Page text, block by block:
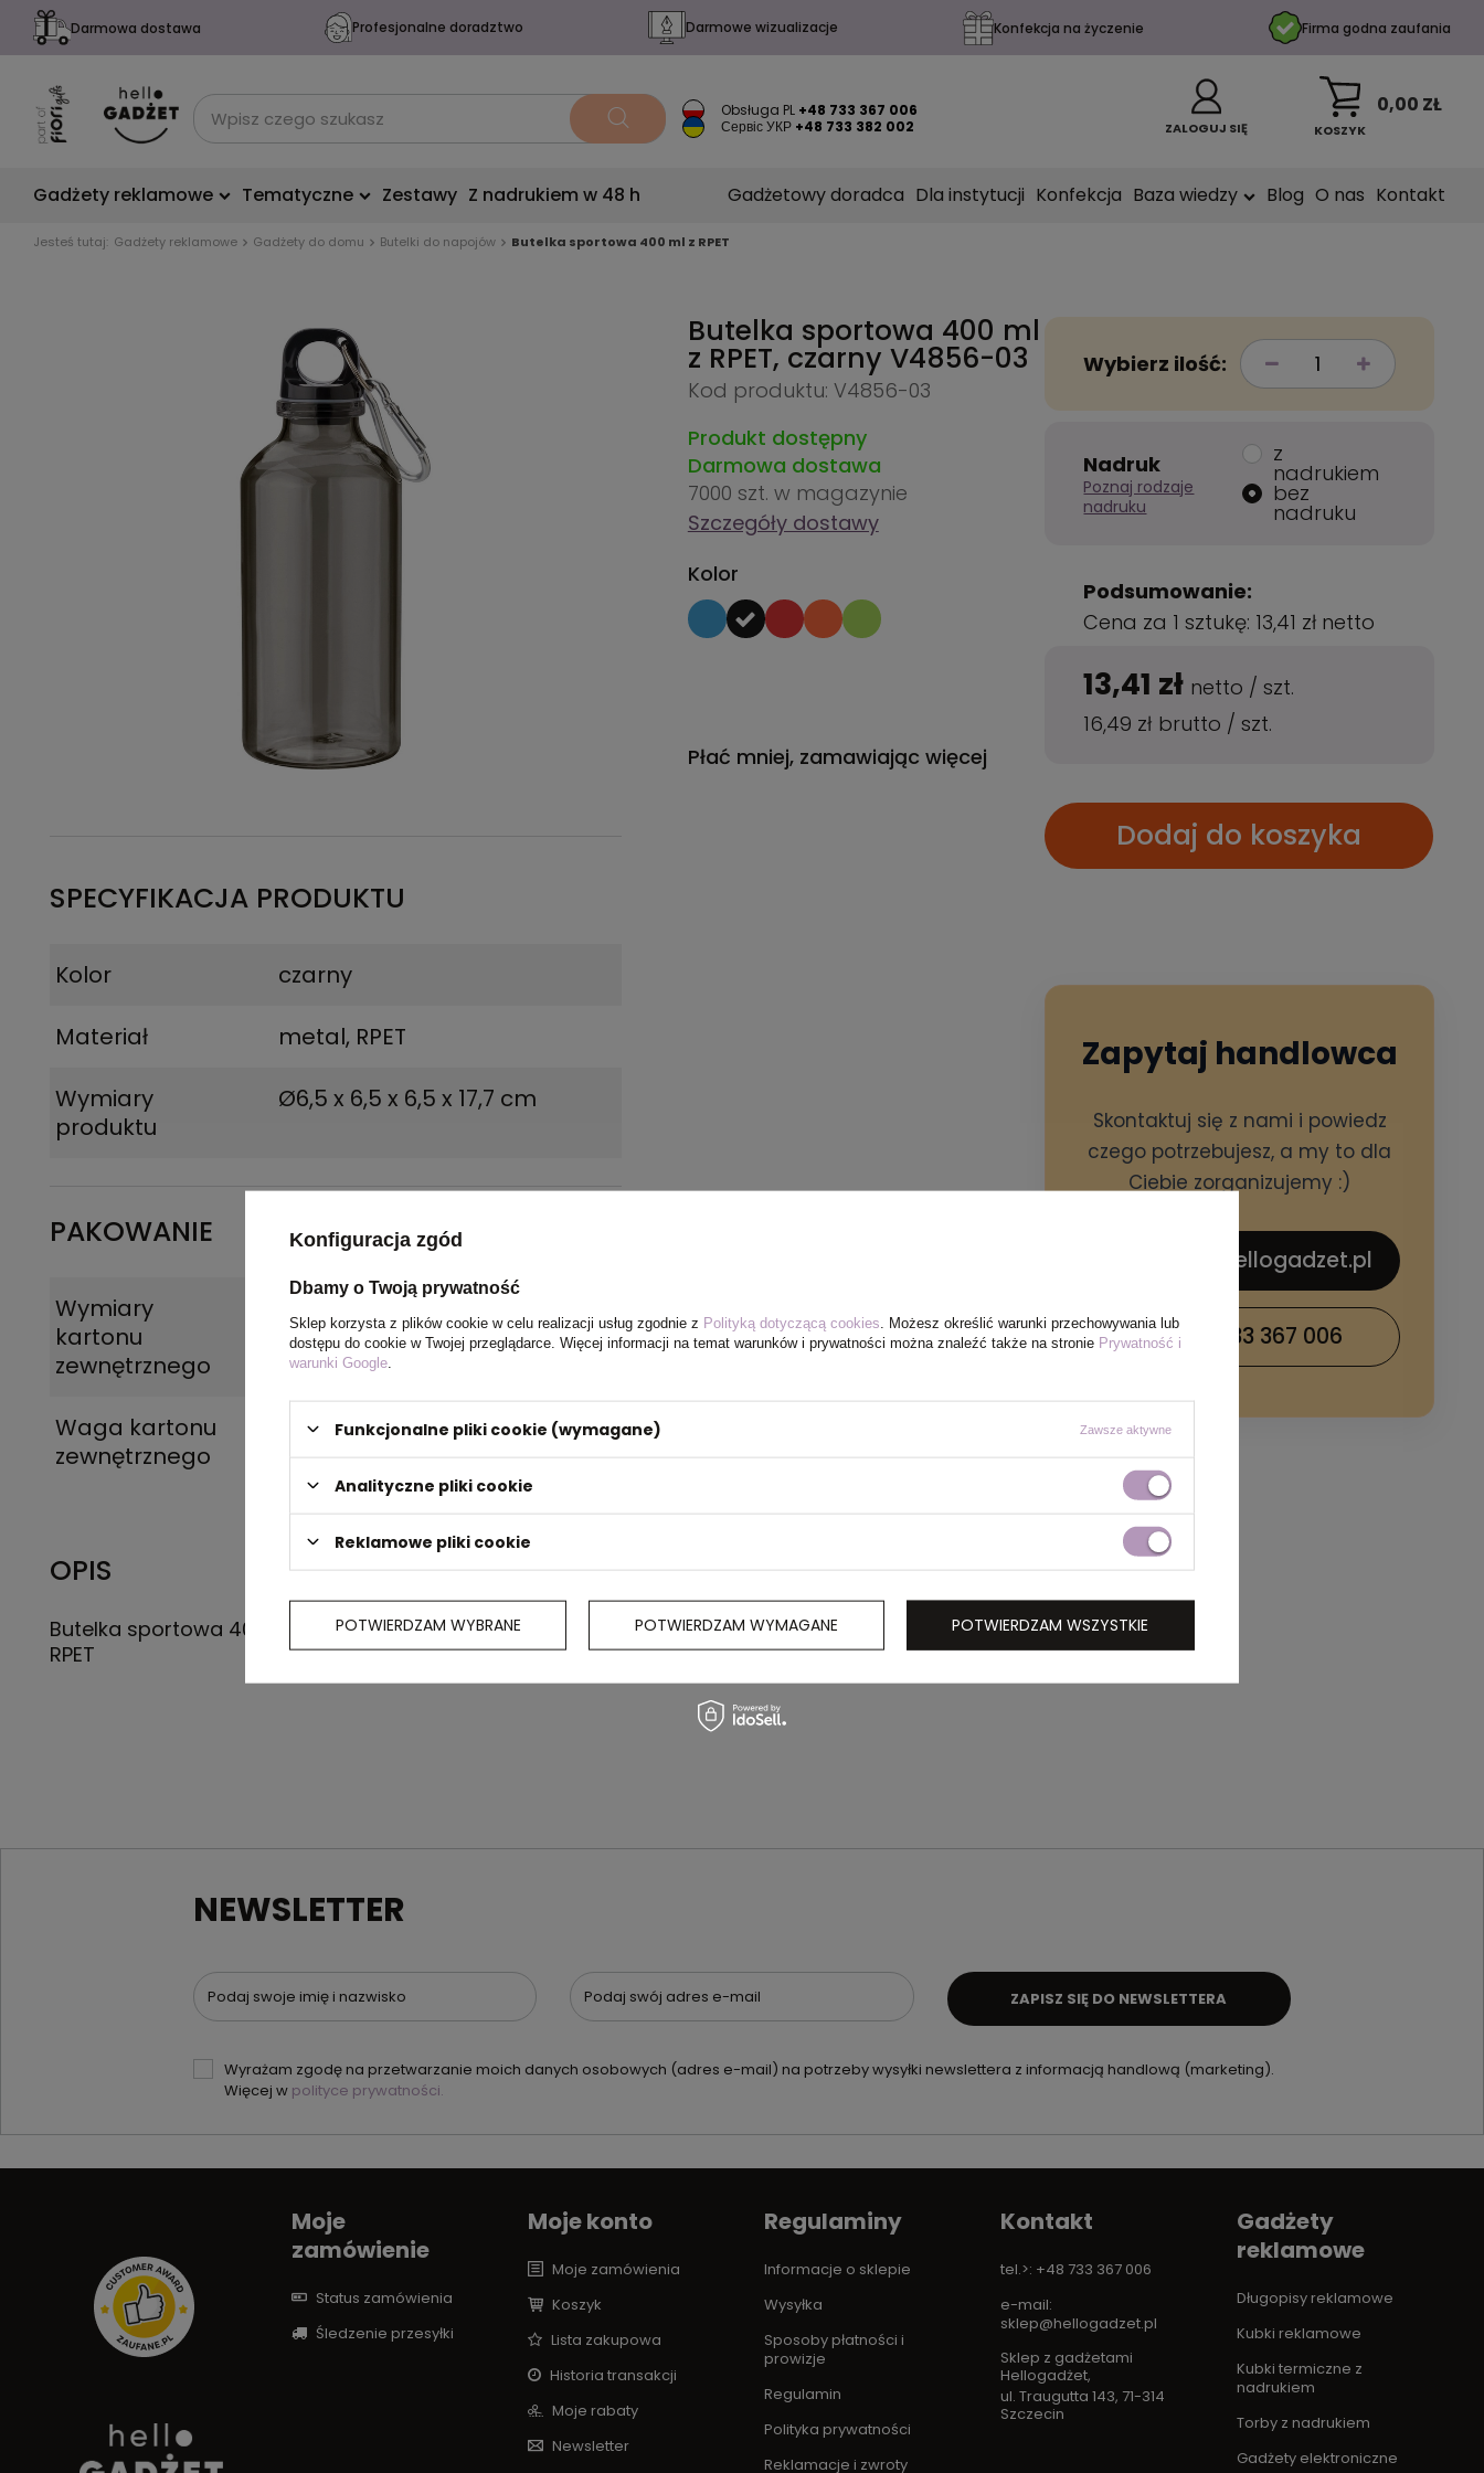
Darmowa dostawa Profesjonalne doradztwo Darmowe wizualizacje Konfekcja na życzenie Firma godna zaufania
Obsługa PL +48 733 367 006
Сервіс УКР +48 733 382 002 ZALOGUJ SIĘ KOSZYK
0,00 ZŁ
Gadżety reklamowe Tematyczne Zestawy Z nadrukiem w 48 h Gadżetowy doradca Dla instytucji Konfekcja Baza wiedzy Blog O nas Kontakt
Jesteś tutaj: Gadżety reklamowe Gadżety do domu Butelki do napojów Butelka sportowa 400 ml z RPET
SPECYFIKACJA PRODUKTU
Kolor
czarny
Materiał
metal, RPET
Wymiary
produktu
Ø6,5 x 6,5 x 6,5 x 17,7 cm
PAKOWANIE
Wymiary
kartonu
zewnętrznego
Waga kartonu
zewnętrznego
4,9
OPIS
Butelka sportowa 400 ml z karabińczykiem, wykonana z
RPET
Butelka sportowa 400 ml
z RPET, czarny V4856-03
Kod produktu: V4856-03
Produkt dostępny
Darmowa dostawa
7000 szt. w magazynie
Szczegóły dostawy
Kolor
Płać mniej, zamawiając więcej
Wybierz ilość:
Nadruk
Poznaj rodzaje
nadruku
z
nadrukiem
bez
nadruku
Podsumowanie:
Cena za 1 sztukę: 13,41 zł netto
13,41 zł netto /szt.
16,49 zł brutto /szt.
Dodaj do koszyka
Zapytaj handlowca
Skontaktuj się z nami i powiedz
czego potrzebujesz, a my to dla
Ciebie zorganizujemy :)
sklep@hellogadzet.pl
+48 733 367 006
NEWSLETTER
Podaj swoje imię i nazwisko Podaj swój adres e-mail
Wyrażam zgodę na przetwarzanie moich danych osobowych (adres e-mail) na potrzeby wysyłki newslettera z informacją handlową (marketing).
Więcej w polityce prywatności.
ZAPISZ SIĘ DO NEWSLETTERA
Moje
zamówienie
Status zamówienia
Śledzenie przesyłki
Moje konto
Moje zamówienia
Koszyk
Lista zakupowa
Historia transakcji
Moje rabaty
Newsletter
Regulaminy
Informacje o sklepie
Wysyłka
Sposoby płatności i
prowizje
Regulamin
Polityka prywatności
Reklamacje i zwroty
Kontakt
tel.>: +48 733 367 006
e-mail:
sklep@hellogadzet.pl
Sklep z gadżetami
Hellogadżet,
ul. Traugutta 143, 71-314
Szczecin
Gadżety
reklamowe
Długopisy reklamowe
Kubki reklamowe
Kubki termiczne z
nadrukiem
Torby z nadrukiem
Gadżety elektroniczne
Konfiguracja zgód
Dbamy o Twoją prywatność
Sklep korzysta z plików cookie w celu realizacji usług zgodnie z Polityką dotyczącą cookies . Możesz określić warunki przechowywania lub
dostępu do cookie w Twojej przeglądarce. Więcej informacji na temat warunków i prywatności można znaleźć także na stronie Prywatność i
warunki Google
Funkcjonalne pliki cookie (wymagane) Zawsze aktywne
Analityczne pliki cookie
Reklamowe pliki cookie
POTWIERDZAM WYBRANE POTWIERDZAM WYMAGANE POTWIERDZAM WSZYSTKIE